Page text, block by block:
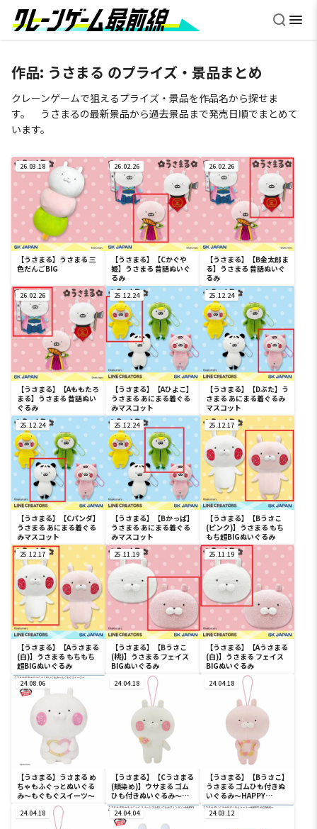
作品: うさまる のプライズ・景品まとめ
クレーンゲームで狙えるプライズ・景品を作品名から探せま
す。 うさまるの最新景品から過去景品まで発売日順でまとめて
います。
26.03.18
【うさまる】うさまる 三
色だんごBIG
26.02.26
【うさまる】【Cかぐや
姫】うさまる 昔話ぬいぐ
るみ
26.02.26
【うさまる】【B金太郎ま
る】うさまる 昔話ぬいぐ
るみ
26.02.26
【うさまる】【Aももたろ
まる】うさまる 昔話ぬい
ぐるみ
25.12.24
【うさまる】【Aひよこ】
うさまる あにまる着ぐる
みマスコット
25.12.24
【うさまる】【Dぶた】う
さまる あにまる着ぐるみ
マスコット
25.12.24
【うさまる】【Cパンダ】
うさまる あにまる着ぐる
みマスコット
25.12.24
【うさまる】【Bかっぱ】
うさまる あにまる着ぐる
みマスコット
25.12.17
【うさまる】【Bうさこ
(ピンク)】うさまる もち
もち超BIGぬいぐるみ
25.12.17
【うさまる】【Aうさまる
(白)】うさまる もちもち
超BIGぬいぐるみ
25.11.19
【うさまる】【Bうさこ
(桃)】うさまる フェイス
BIGぬいぐるみ
25.11.19
【うさまる】【Aうさまる
(白)】うさまる フェイス
BIGぬいぐるみ
24.08.06
【うさまる】うさまる め
ちゃもふぐっとぬいぐる
み～もぐもぐスイーツ～
24.04.18
【うさまる】【Cうさまる
(頬染め)】ウサまる ゴム
ひも付きぬいぐるみ～
HAPPY FLOWER～
24.04.18
【うさまる】【Bうさこ】
うさまる ゴムひも付きぬ
いぐるみ～HAPPY
FLOWER～
24.04.18 24.04.04 24.03.12